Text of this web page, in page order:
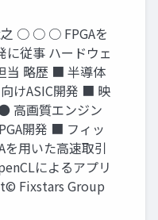
○ ○ ○ FPGAを
に従事 ハードウェ
当 略歴 ■ 半導体
けASIC開発 ■ 映
高画質エンジン
開発 ■ フィッ
用いた高速取引
によるアプリ
Fixstars Group